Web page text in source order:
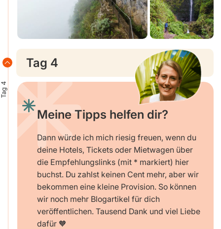
Tag 4
Tag 4
Meine Tipps helfen dir?
Dann würde ich mich riesig freuen, wenn du
deine Hotels, Tickets oder Mietwagen über
die Empfehlungslinks (mit * markiert) hier
buchst. Du zahlst keinen Cent mehr, aber wir
bekommen eine kleine Provision. So können
wir noch mehr Blogartikel für dich
veröffentlichen. Tausend Dank und viel Liebe
dafür 🧡